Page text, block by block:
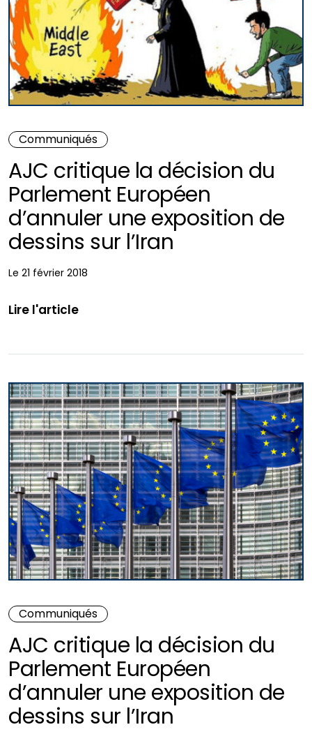
Communiqués
AJC critique la décision du
Parlement Européen
d’annuler une exposition de
dessins sur l’Iran
Le 21 février 2018
Lire l'article
Communiqués
AJC critique la décision du
Parlement Européen
d’annuler une exposition de
dessins sur l’Iran